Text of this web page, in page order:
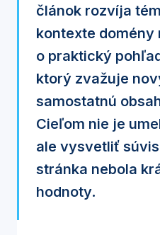
článok rozvíja
kontexte domény
o praktický
ktorý zvažuje
samostatnú
Cieľom nie je
ale vysvetliť
stránka nebola
hodnoty.